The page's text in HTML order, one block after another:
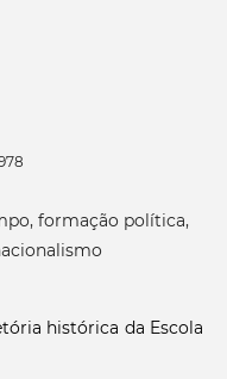
formação política,
histórica da Escola